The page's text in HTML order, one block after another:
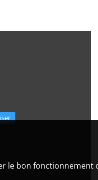
le bon fonctionnement